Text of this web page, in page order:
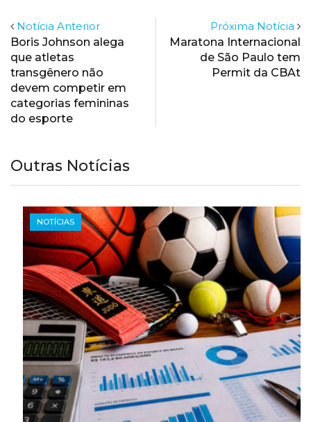
Notícia Anterior
Boris Johnson alega
que atletas
transgênero não
devem competir em
categorias femininas
do esporte
Próxima Notícia
Maratona Internacional
de São Paulo tem
Permit da CBAt
Outras Notícias
NOTÍCIAS